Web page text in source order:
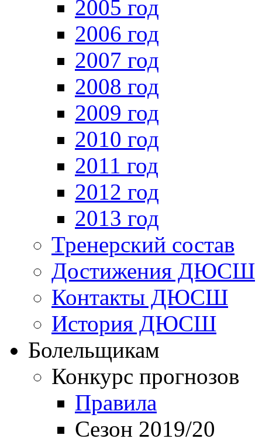
2005 год
2006 год
2007 год
2008 год
2009 год
2010 год
2011 год
2012 год
2013 год
Тренерский состав
Достижения ДЮСШ
Контакты ДЮСШ
История ДЮСШ
Болельщикам
Конкурс прогнозов
Правила
Сезон 2019/20